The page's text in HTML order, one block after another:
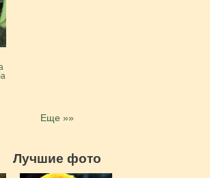
Еще »»
Лучшие фото